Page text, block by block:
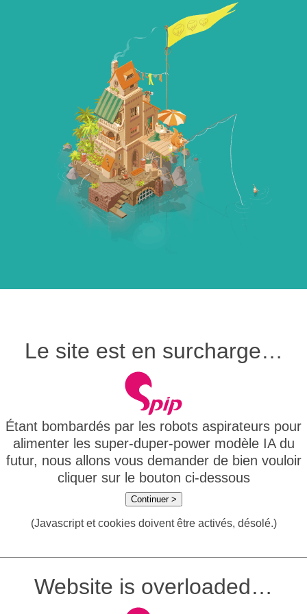
Le site est en surcharge…
Étant bombardés par les robots aspirateurs pour
alimenter les super-duper-power modèle IA du
futur, nous allons vous demander de bien vouloir
cliquer sur le bouton ci-dessous
Continuer >
(Javascript et cookies doivent être activés, désolé.)
Website is overloaded…